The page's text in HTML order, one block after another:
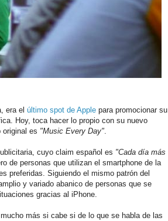
era el último spot de Apple para promocionar su
Hoy, toca hacer lo propio con su nuevo
original es "Music Every Day".
cuyo claim español es "Cada día más
de personas que utilizan el smartphone de la
preferidas. Siguiendo el mismo patrón del
y variado abanico de personas que se
gracias al iPhone.
más si cabe si de lo que se habla de las